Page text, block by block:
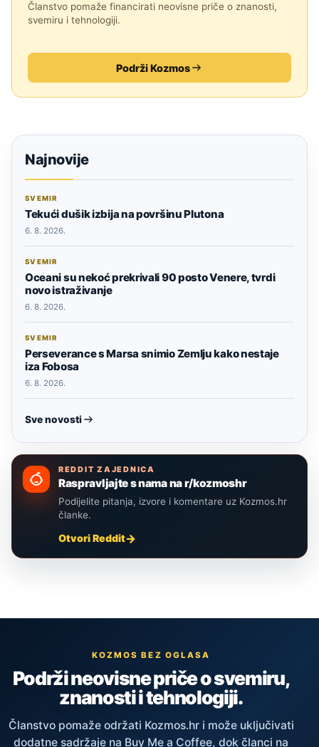
Članstvo pomaže financirati neovisne priče o znanosti,
svemiru i tehnologiji.
Podrži Kozmos
Najnovije
SVEMIR
Tekući dušik izbija na površinu Plutona
6. 8. 2026.
SVEMIR
Oceani su nekoć prekrivali 90 posto Venere, tvrdi
novo istraživanje
6. 8. 2026.
SVEMIR
Perseverance s Marsa snimio Zemlju kako nestaje
iza Fobosa
6. 8. 2026.
Sve novosti
REDDIT ZAJEDNICA
Raspravljajte s nama na r/kozmoshr
Podijelite pitanja, izvore i komentare uz Kozmos.hr
članke.
Otvori Reddit
KOZMOS BEZ OGLASA
Podrži neovisne priče o svemiru,
znanosti i tehnologiji.
Članstvo pomaže održati Kozmos.hr i može uključivati
dodatne sadržaje na Buy Me a Coffee, dok članci na